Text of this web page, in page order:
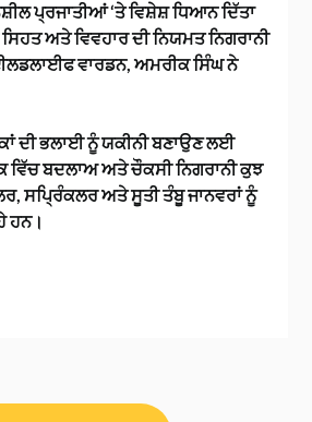
ਪ੍ਰਜਾਤੀਆਂ ‘ਤੇ ਵਿਸ਼ੇਸ਼ ਧਿਆਨ ਦਿੱਤਾ
ਸਿਹਤ ਅਤੇ ਵਿਵਹਾਰ ਦੀ ਨਿਯਮਤ ਨਿਗਰਾਨੀ
ਵਾਰਡਨ, ਅਮਰੀਕ ਸਿੰਘ ਨੇ
ਦੀ ਭਲਾਈ ਨੂੰ ਯਕੀਨੀ ਬਣਾਉਣ ਲਈ
ਵਿੱਚ ਬਦਲਾਅ ਅਤੇ ਚੌਕਸੀ ਨਿਗਰਾਨੀ ਕੁਝ
ਸਪ੍ਰਿੰਕਲਰ ਅਤੇ ਸੂਤੀ ਤੰਬੂ ਜਾਨਵਰਾਂ ਨੂੰ
ਹਨ।